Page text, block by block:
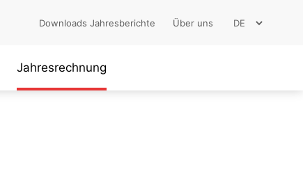
Downloads Jahresberichte Über uns
Jahresrechnung